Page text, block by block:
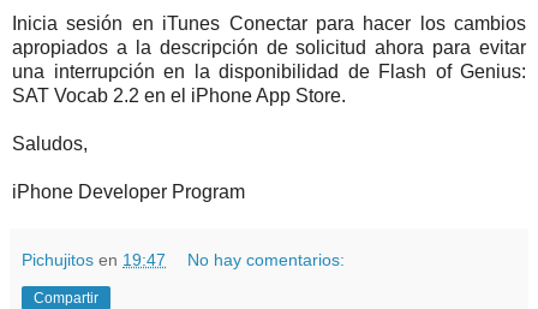
Inicia sesión en iTunes Conectar para hacer los cambios
apropiados a la descripción de solicitud ahora para evitar
una interrupción en la disponibilidad de Flash of Genius:
SAT Vocab 2.2 en el iPhone App Store.
Saludos,
iPhone Developer Program
Pichujitos en 19:47 No hay comentarios:
Compartir